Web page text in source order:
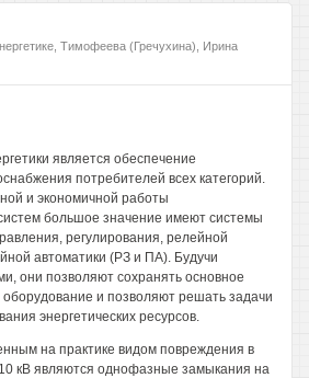
Тимофеева (Гречухина), Ирина
является обеспечение
потребителей всех категорий.
и экономичной работы
большое значение имеют системы
регулирования, релейной
автоматики (РЗ и ПА). Будучи
они позволяют сохранять основное
и позволяют решать задачи
энергетических ресурсов.
на практике видом повреждения в
10 кВ являются однофазные замыкания на